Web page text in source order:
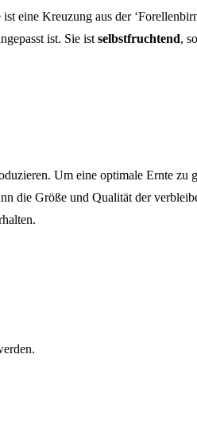
eine Kreuzung aus der
ist. Sie ist selbstfruchtend,
Um eine optimale Ernte zu
die Größe und Qualität der